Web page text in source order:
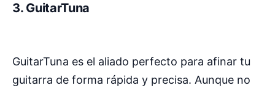
3. GuitarTuna
GuitarTuna es el aliado perfecto para afinar tu
guitarra de forma rápida y precisa. Aunque no